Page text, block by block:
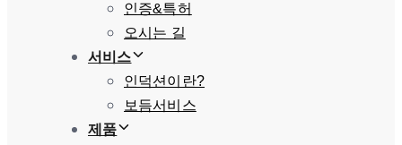
인증&특허
오시는 길
서비스
인덕션이란?
보듬서비스
제품